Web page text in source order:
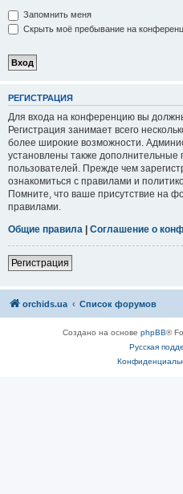
Запомнить меня
Скрыть моё пребывание на
РЕГИСТРАЦИЯ
Для входа на конференцию вы
Регистрация занимает всего
более широкие возможности.
установлены также дополнительные
пользователей. Прежде чем
ознакомиться с правилами и
Помните, что ваше присутствие на
правилами.
Общие правила | Соглашение о
Регистрация
orchids.ua Список форумов
Создано на основе phpBB®
Русская